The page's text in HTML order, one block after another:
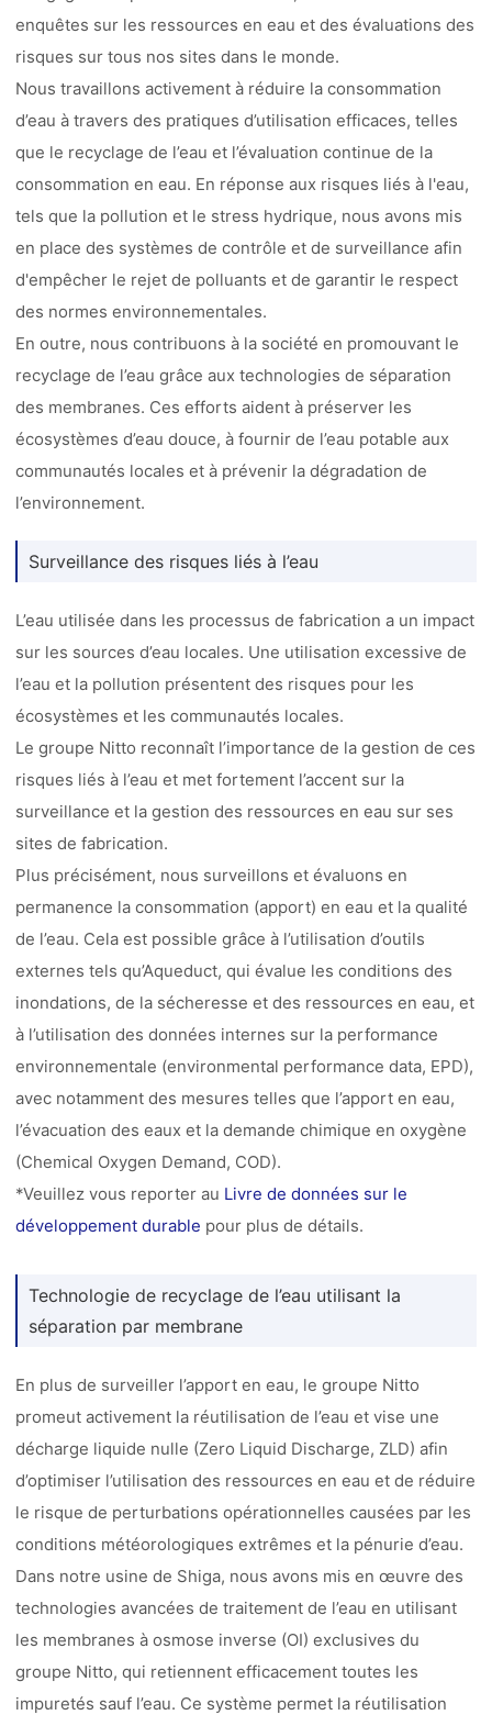
enquêtes sur les ressources en eau et des évaluations des
risques sur tous nos sites dans le monde.
Nous travaillons activement à réduire la consommation
d’eau à travers des pratiques d’utilisation efficaces, telles
que le recyclage de l’eau et l’évaluation continue de la
consommation en eau. En réponse aux risques liés à l'eau,
tels que la pollution et le stress hydrique, nous avons mis
en place des systèmes de contrôle et de surveillance afin
d'empêcher le rejet de polluants et de garantir le respect
des normes environnementales.
En outre, nous contribuons à la société en promouvant le
recyclage de l’eau grâce aux technologies de séparation
des membranes. Ces efforts aident à préserver les
écosystèmes d’eau douce, à fournir de l’eau potable aux
communautés locales et à prévenir la dégradation de
l’environnement.
Surveillance des risques liés à l’eau
L’eau utilisée dans les processus de fabrication a un impact
sur les sources d’eau locales. Une utilisation excessive de
l’eau et la pollution présentent des risques pour les
écosystèmes et les communautés locales.
Le groupe Nitto reconnaît l’importance de la gestion de ces
risques liés à l’eau et met fortement l’accent sur la
surveillance et la gestion des ressources en eau sur ses
sites de fabrication.
Plus précisément, nous surveillons et évaluons en
permanence la consommation (apport) en eau et la qualité
de l’eau. Cela est possible grâce à l’utilisation d’outils
externes tels qu’Aqueduct, qui évalue les conditions des
inondations, de la sécheresse et des ressources en eau, et
à l’utilisation des données internes sur la performance
environnementale (environmental performance data, EPD),
avec notamment des mesures telles que l’apport en eau,
l’évacuation des eaux et la demande chimique en oxygène
(Chemical Oxygen Demand, COD).
*Veuillez vous reporter au Livre de données sur le
développement durable pour plus de détails.
Technologie de recyclage de l’eau utilisant la
séparation par membrane
En plus de surveiller l’apport en eau, le groupe Nitto
promeut activement la réutilisation de l’eau et vise une
décharge liquide nulle (Zero Liquid Discharge, ZLD) afin
d’optimiser l’utilisation des ressources en eau et de réduire
le risque de perturbations opérationnelles causées par les
conditions météorologiques extrêmes et la pénurie d’eau.
Dans notre usine de Shiga, nous avons mis en œuvre des
technologies avancées de traitement de l’eau en utilisant
les membranes à osmose inverse (OI) exclusives du
groupe Nitto, qui retiennent efficacement toutes les
impuretés sauf l’eau. Ce système permet la réutilisation